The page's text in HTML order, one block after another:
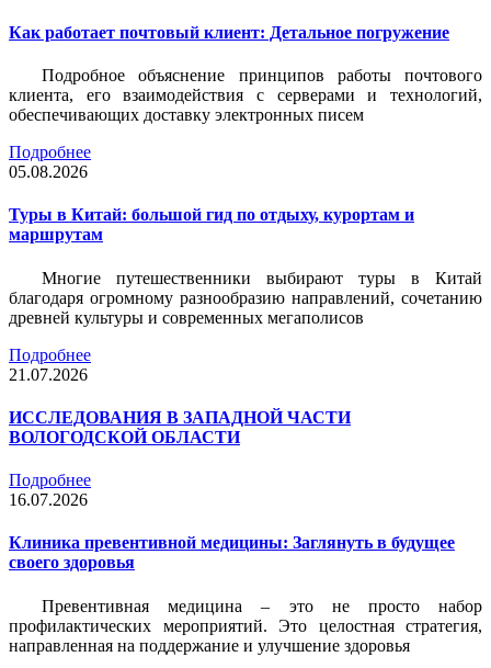
Как работает почтовый клиент: Детальное погружение
Подробное объяснение принципов работы почтового
клиента, его взаимодействия с серверами и технологий,
обеспечивающих доставку электронных писем
Подробнее
05.08.2026
Туры в Китай: большой гид по отдыху, курортам и
маршрутам
Многие путешественники выбирают туры в Китай
благодаря огромному разнообразию направлений, сочетанию
древней культуры и современных мегаполисов
Подробнее
21.07.2026
ИССЛЕДОВАНИЯ В ЗАПАДНОЙ ЧАСТИ
ВОЛОГОДСКОЙ ОБЛАСТИ
Подробнее
16.07.2026
Клиника превентивной медицины: Заглянуть в будущее
своего здоровья
Превентивная медицина – это не просто набор
профилактических мероприятий. Это целостная стратегия,
направленная на поддержание и улучшение здоровья